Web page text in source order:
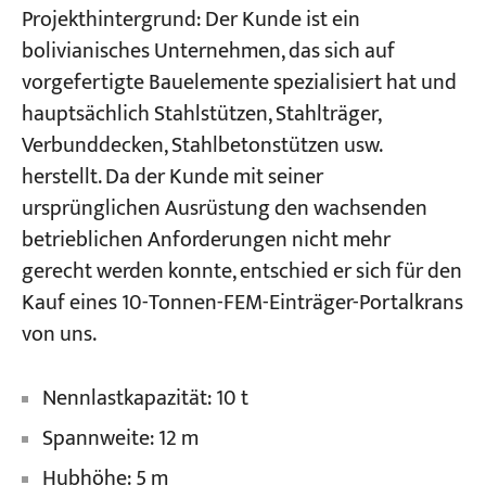
Projekthintergrund: Der Kunde ist ein
bolivianisches Unternehmen, das sich auf
vorgefertigte Bauelemente spezialisiert hat und
hauptsächlich Stahlstützen, Stahlträger,
Verbunddecken, Stahlbetonstützen usw.
herstellt. Da der Kunde mit seiner
ursprünglichen Ausrüstung den wachsenden
betrieblichen Anforderungen nicht mehr
gerecht werden konnte, entschied er sich für den
Kauf eines 10-Tonnen-FEM-Einträger-Portalkrans
von uns.
Nennlastkapazität: 10 t
Spannweite: 12 m
Hubhöhe: 5 m